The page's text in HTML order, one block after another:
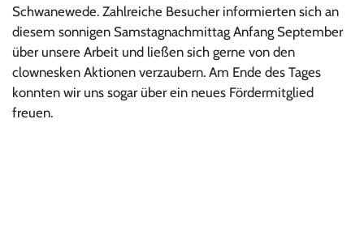
Schwanewede. Zahlreiche Besucher informierten sich an
diesem sonnigen Samstagnachmittag Anfang September
über unsere Arbeit und ließen sich gerne von den
clownesken Aktionen verzaubern. Am Ende des Tages
konnten wir uns sogar über ein neues Fördermitglied
freuen.